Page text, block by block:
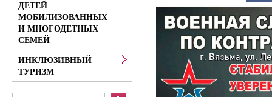
ДЕТЕЙ
МОБИЛИЗОВАННЫХ
И МНОГОДЕТНЫХ
СЕМЕЙ
ИНКЛЮЗИВНЫЙ
ТУРИЗМ